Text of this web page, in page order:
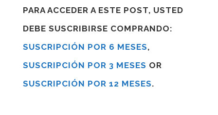
PARA ACCEDER A ESTE POST, USTED
DEBE SUSCRIBIRSE COMPRANDO:
SUSCRIPCIÓN POR 6 MESES,
SUSCRIPCIÓN POR 3 MESES OR
SUSCRIPCIÓN POR 12 MESES.